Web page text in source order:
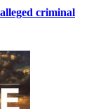
criminal